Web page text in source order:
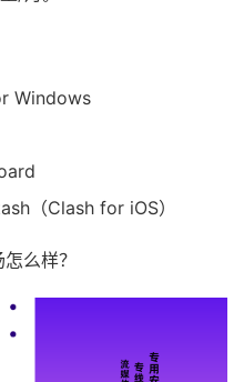
Windows
（Clash for iOS）
么样？